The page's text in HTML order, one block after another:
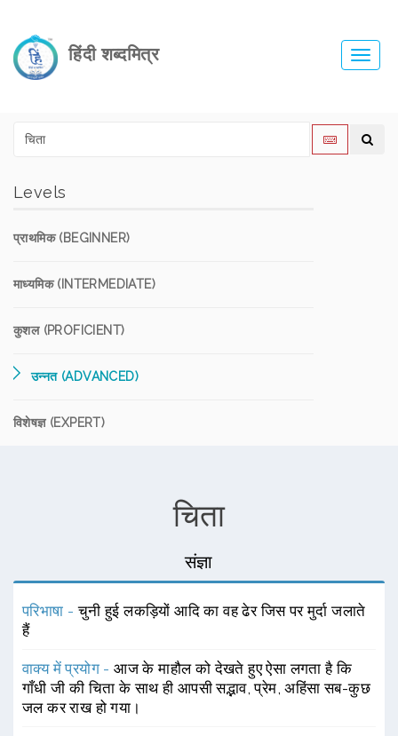
हिंदी शब्दमित्र
Levels
प्राथमिक (BEGINNER)
माध्यमिक (INTERMEDIATE)
कुशल (PROFICIENT)
उन्नत (ADVANCED)
विशेषज्ञ (EXPERT)
चिता
संज्ञा
परिभाषा -चुनी हुई लकड़ियों आदि का वह ढेर जिस पर मुर्दा जलाते
हैं
वाक्य में प्रयोग -आज के माहौल को देखते हुए ऐसा लगता है कि
गाँधी जी की चिता के साथ ही आपसी सद्भाव, प्रेम, अहिंसा सब-कुछ
जल कर राख हो गया।